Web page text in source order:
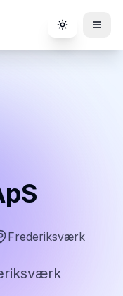
Toggle
Frederiksværk